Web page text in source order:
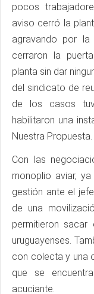
pocos
aviso cerró la
agravando por
cerraron la
planta sin dar
del sindicato de
de los casos
habilitaron una
Nuestra Propuesta.
Con las
monoplio aviar,
gestión ante el
de una
permitieron
uruguayenses.
con colecta y una
que se
acuciante.